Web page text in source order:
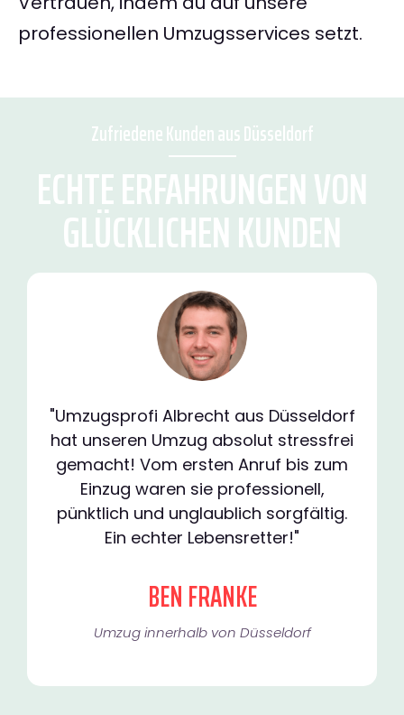
professionellen Umzugsservices setzt.
Zufriedene Kunden aus Düsseldorf
ECHTE ERFAHRUNGEN VON
GLÜCKLICHEN KUNDEN
"Umzugsprofi Albrecht aus Düsseldorf
hat unseren Umzug absolut stressfrei
gemacht! Vom ersten Anruf bis zum
Einzug waren sie professionell,
pünktlich und unglaublich sorgfältig.
Ein echter Lebensretter!"
BEN FRANKE
Umzug innerhalb von Düsseldorf​